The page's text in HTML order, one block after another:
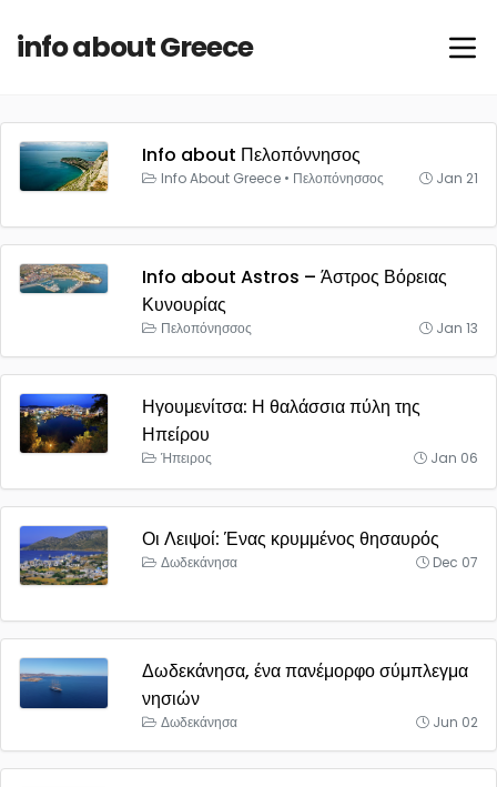
info about Greece
Info about Πελοπόννησος
Info About Greece • Πελοπόνησσος Jan 21
Info about Astros – Άστρος Βόρειας
Κυνουρίας
Πελοπόνησσος Jan 13
Ηγουμενίτσα: Η θαλάσσια πύλη της
Ηπείρου
Ήπειρος Jan 06
Οι Λειψοί: Ένας κρυμμένος θησαυρός
Δωδεκάνησα Dec 07
Δωδεκάνησα, ένα πανέμορφο σύμπλεγμα
νησιών
Δωδεκάνησα Jun 02